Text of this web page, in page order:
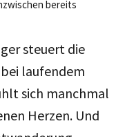
bereits
steuert die
laufendem
sich manchmal
Herzen. Und